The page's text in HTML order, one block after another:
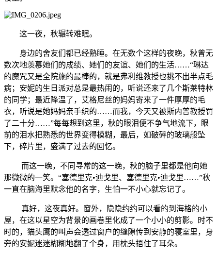
这一夜，秋辗转难眠。
身边的舍友们都已经熟睡。在无数个这样的夜晚，秋曾无
数次地羡慕她们的成绩、她们的友谊、她们的生活……“琳达
的魔咒又是全院施的最棒的，就是弗利维教授也挑不出半点毛
病；安妮的生日派对总是最热闹的，听说还来了几个斯莱特林
的同学；最近降温了，艾格尼丝的妈妈寄来了一件厚厚的毛
衣，听说是她妈妈亲手织的……而我，今天又被斯内普教授罚
了二十分……”每每想到这里，秋的眼泪便不争气地流下，眼
前的泪水把熟悉的世界变得模糊，最后，如破碎的玻璃般坠
下，碎片里，盛满了过去的回忆。
而这一晚，不同寻常的这一晚，秋的脑子里都是他向她
那微微的一笑。“塞德里克•迪戈里、塞德里克•迪戈里……”秋
一直在脑海里默念他的名字，生怕一不小心就忘记了。
真好，这夜真好。窗外，隐隐约约可以看的到海格的小
屋，在这以星空为背景的画卷里化成了一个小小的剪影。时不
时的，猫头鹰的叫声会透过窗户的缝隙传到安静的寝室里，身
旁的安妮迷迷糊糊地翻了个身，用枕头捂住了耳朵。